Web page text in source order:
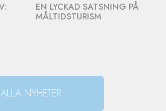
EN LYCKAD SATSNING PÅ
MÅLTIDSTURISM
ALLA NYHETER